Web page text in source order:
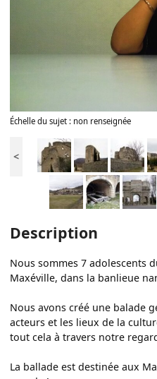
Échelle du sujet : non renseignée
<
Description
Nous sommes 7 adolescents
Maxéville, dans la banlieue
Nous avons créé une balade
acteurs et les lieux de la
tout cela à travers notre
La ballade est destinée aux